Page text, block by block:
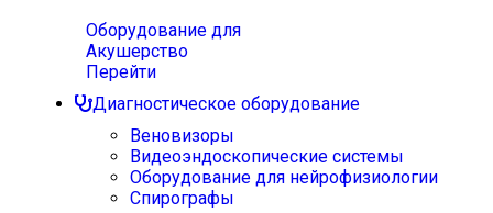
Оборудование для
Акушерство
Перейти
Диагностическое оборудование
Веновизоры
Видеоэндоскопические системы
Оборудование для нейрофизиологии
Спирографы